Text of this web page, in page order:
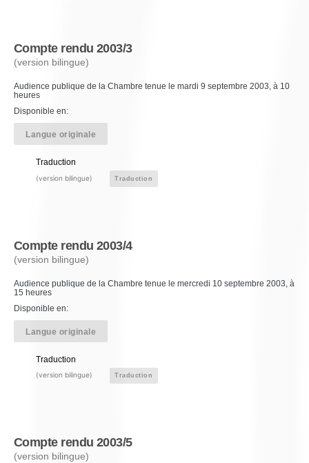
Compte rendu 2003/3
(version bilingue)
Audience publique de la Chambre tenue le mardi 9 septembre 2003, à 10
heures
Disponible en:
Langue originale
Traduction
(version bilingue) Traduction
Compte rendu 2003/4
(version bilingue)
Audience publique de la Chambre tenue le mercredi 10 septembre 2003, à
15 heures
Disponible en:
Langue originale
Traduction
(version bilingue) Traduction
Compte rendu 2003/5
(version bilingue)